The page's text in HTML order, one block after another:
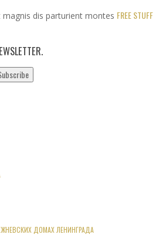
dis parturient montes FREE STUFF
ДОМАХ ЛЕНИНГРАДА